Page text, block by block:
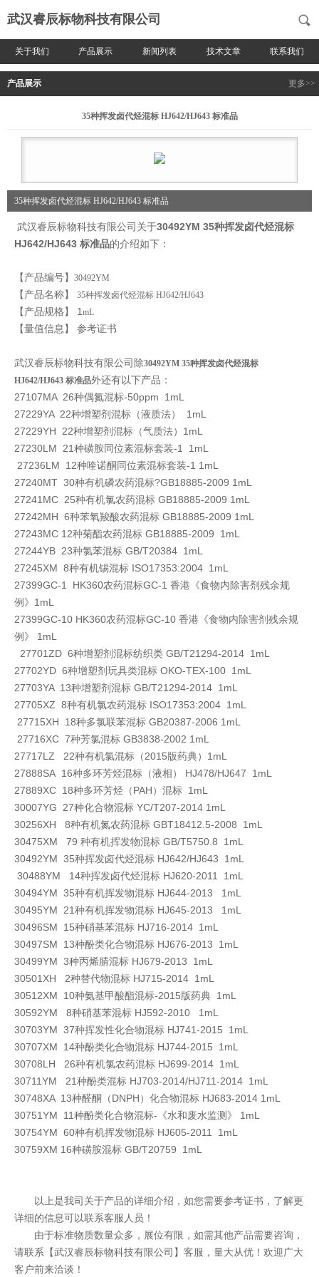
武汉睿辰标物科技有限公司
关于我们 产品展示 新闻列表 技术文章 联系我们
产品展示 更多>>
35种挥发卤代烃混标 HJ642/HJ643 标准品
35种挥发卤代烃混标 HJ642/HJ643 标准品
武汉睿辰标物科技有限公司关于30492YM 35种挥发卤代烃混标
HJ642/HJ643 标准品的介绍如下：
【产品编号】 30492YM
【产品名称】 35种挥发卤代烃混标 HJ642/HJ643
【产品规格】 1 mL
【量值信息】 参考证书
武汉睿辰标物科技有限公司除30492YM 35种挥发卤代烃混标
HJ642/HJ643 标准品外还有以下产品：
27107MA 26种偶氮混标-50ppm 1mL
27229YA 22种增塑剂混标（液质法） 1mL
27229YH 22种增塑剂混标（气质法）1mL
27230LM 21种磺胺同位素混标套装-1 1mL
27236LM 12种喹诺酮同位素混标套装-1 1mL
27240MT 30种有机磷农药混标?GB18885-2009 1mL
27241MC 25种有机氯农药混标 GB18885-2009 1mL
27242MH 6种苯氧羧酸农药混标 GB18885-2009 1mL
27243MC 12种菊酯农药混标 GB18885-2009 1mL
27244YB 23种氯苯混标 GB/T20384 1mL
27245XM 8种有机锡混标 ISO17353:2004 1mL
27399GC-1 HK360农药混标GC-1 香港《食物内除害剂残余规
例》1mL
27399GC-10 HK360农药混标GC-10 香港《食物内除害剂残余规
例》 1mL
27701ZD 6种增塑剂混标纺织类 GB/T21294-2014 1mL
27702YD 6种增塑剂玩具类混标 OKO-TEX-100 1mL
27703YA 13种增塑剂混标 GB/T21294-2014 1mL
27705XZ 8种有机氯农药混标 ISO17353:2004 1mL
27715XH 18种多氯联苯混标 GB20387-2006 1mL
27716XC 7种芳氯混标 GB3838-2002 1mL
27717LZ 22种有机氯混标（2015版药典）1mL
27888SA 16种多环芳烃混标（液相） HJ478/HJ647 1mL
27889XC 18种多环芳烃（PAH）混标 1mL
30007YG 27种化合物混标 YC/T207-2014 1mL
30256XH 8种有机氮农药混标 GBT18412.5-2008 1mL
30475XM 79 种有机挥发物混标 GB/T5750.8 1mL
30492YM 35种挥发卤代烃混标 HJ642/HJ643 1mL
30488YM 14种挥发卤代烃混标 HJ620-2011 1mL
30494YM 35种有机挥发物混标 HJ644-2013 1mL
30495YM 21种有机挥发物混标 HJ645-2013 1mL
30496SM 15种硝基苯混标 HJ716-2014 1mL
30497SM 13种酚类化合物混标 HJ676-2013 1mL
30499YM 3种丙烯腈混标 HJ679-2013 1mL
30501XH 2种替代物混标 HJ715-2014 1mL
30512XM 10种氨基甲酸酯混标-2015版药典 1mL
30592YM 8种硝基苯混标 HJ592-2010 1mL
30703YM 37种挥发性化合物混标 HJ741-2015 1mL
30707XM 14种酚类化合物混标 HJ744-2015 1mL
30708LH 26种有机氯农药混标 HJ699-2014 1mL
30711YM 21种酚类混标 HJ703-2014/HJ711-2014 1mL
30748XA 13种醛酮（DNPH）化合物混标 HJ683-2014 1mL
30751YM 11种酚类化合物混标-《水和废水监测》 1mL
30754YM 60种有机挥发物混标 HJ605-2011 1mL
30759XM 16种磺胺混标 GB/T20759 1mL
以上是我司关于产品的详细介绍，如您需要参考证书，了解更
详细的信息可以联系客服人员！
由于标准物质数量众多，展位有限，如需其他产品需要咨询，
请联系【武汉睿辰标物科技有限公司】客服，量大从优！欢迎广大
客户前来洽谈！